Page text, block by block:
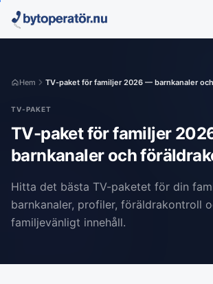
Hem TV-paket för familjer 2026 — barnkanaler
TV-PAKET
TV-paket för familjer
barnkanaler och
Hitta det bästa TV-paketet för din
barnkanaler, profiler, föräldrakontroll
familjevänligt innehåll.